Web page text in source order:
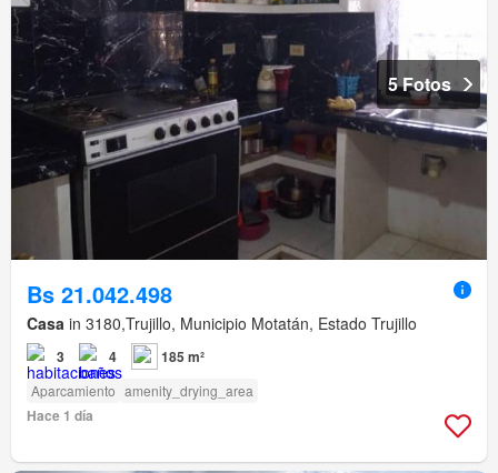
5 Fotos
Bs 21.042.498
Casa in 3180,Trujillo, Municipio Motatán, Estado Trujillo
3 4 185 m²
Aparcamiento amenity_drying_area
Hace 1 día